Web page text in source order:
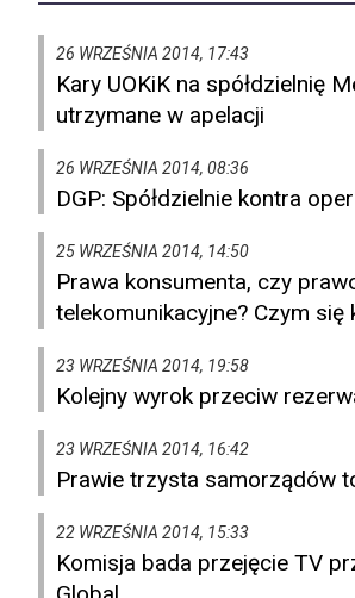
26 WRZEŚNIA 2014, 17:43
Kary UOKiK na spółdzielnię
utrzymane w apelacji
26 WRZEŚNIA 2014, 08:36
DGP: Spółdzielnie kontra
25 WRZEŚNIA 2014, 14:50
Prawa konsumenta, czy
telekomunikacyjne? Czym się
23 WRZEŚNIA 2014, 19:58
Kolejny wyrok przeciw
23 WRZEŚNIA 2014, 16:42
Prawie trzysta samorządów
22 WRZEŚNIA 2014, 15:33
Komisja bada przejęcie TV